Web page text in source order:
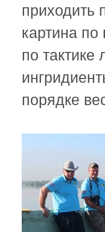
приходить
картина
по
порядке